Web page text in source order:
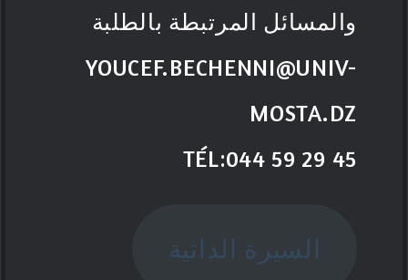
والمسائل المرتبطة بالطلبة
YOUCEF.BECHENNI@UNIV-
MOSTA.DZ
TÉL:044 59 29 45
السيرة الداتية